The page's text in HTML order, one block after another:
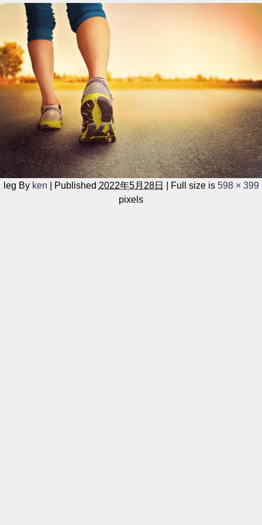
leg By ken Published 2022年5月28日 Full size is 598 × 399
pixels